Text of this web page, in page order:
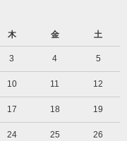
木 金 土
3 4 5
10 11 12
17 18 19
24 25 26